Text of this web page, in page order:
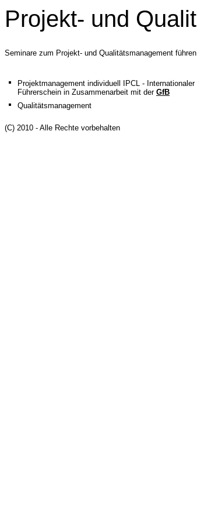
Projekt- und
Seminare zum Projekt- und Qualitätsmanagement
Projektmanagement individuell IPCL -
Führerschein in Zusammenarbeit mit der GfB
Qualitätsmanagement
(C) 2010 - Alle Rechte vorbehalten